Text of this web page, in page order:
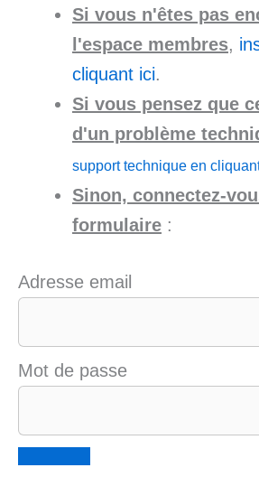
Si vous n'êtes pas
l'espace membres,
cliquant ici.
Si vous pensez que
d'un problème
support technique en
Sinon, connectez-
formulaire :
Adresse email
Mot de passe